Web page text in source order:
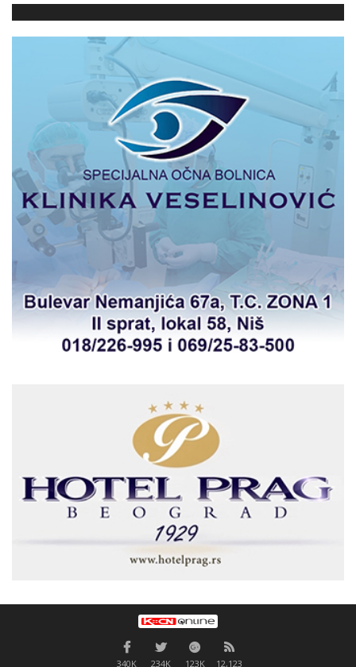
340K 234K 123K 12,123